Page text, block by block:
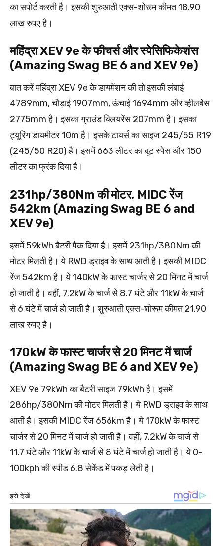
का सपोर्ट करती है। इसकी शुरुआती एक्स-शोरूम कीमत 18.90
लाख रुपए है।
महिंद्रा XEV 9e के फीचर्स और स्पेसिफिकेशंस
(Amazing Swag BE 6 and XEV 9e)
बात करें महिंद्रा XEV 9e के डायमेंशन की तो इसकी लंबाई
4789mm, चौड़ाई 1907mm, ऊंचाई 1694mm और व्हीलबेस
2775mm है। इसका ग्राउंड क्लियरेंस 207mm है। इसका
ट्यूरिंग डायमीटर 10m है। इसके टायर्स का साइज 245/55 R19
(245/50 R20) है। इसमें 663 लीटर का बूट स्पेस और 150
लीटर का फ्रंक दिया है।
231hp/380Nm की मोटर, MIDC रेंज
542km (Amazing Swag BE 6 and
XEV 9e)
इसमें 59kWh बैटरी पैक दिया है। इसमें 231hp/380Nm की
मोटर मिलती है। ये RWD ड्राइव के साथ आती है। इसकी MIDC
रेंज 542km है। ये 140kW के फास्ट चार्जर से 20 मिनट में चार्ज
हो जाती है। वहीं, 7.2kW के चार्ज से 8.7 घंटे और 11kW के चार्ज
से 6 घंटे में चार्ज हो जाती है। शुरुआती एक्स-शोरूम कीमत 21.90
लाख रुपए है।
170kW के फास्ट चार्जर से 20 मिनट में चार्ज
(Amazing Swag BE 6 and XEV 9e)
XEV 9e 79kWh का बैटरी साइज 79kWh है। इसमें
286hp/380Nm की मोटर मिलती है। ये RWD ड्राइव के साथ
आती है। इसकी MIDC रेंज 656km है। ये 170kW के फास्ट
चार्जर से 20 मिनट में चार्ज हो जाती है। वहीं, 7.2kW के चार्ज से
11.7 घंटे और 11kW के चार्ज से 8 घंटे में चार्ज हो जाती है। ये 0-
100kph की स्पीड 6.8 सेकेंड में पकड़ लेती है।